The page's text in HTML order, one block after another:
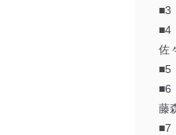
■3
■4
佐
■5
■6
藤
■7